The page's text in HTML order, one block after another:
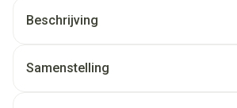
Beschrijving
Samenstelling